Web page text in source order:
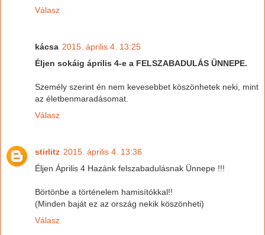
Válasz
kácsa 2015. április 4. 13:25
Éljen sokáig április 4-e a FELSZABADULÁS ÜNNEPE.
Személy szerint én nem kevesebbet köszönhetek neki, mint
az életbenmaradásomat.
Válasz
stirlitz 2015. április 4. 13:36
Éljen Április 4 Hazánk felszabadulásnak Ünnepe !!!
Börtönbe a történelem hamisítókkal!!
(Minden baját ez az ország nekik köszönheti)
Válasz